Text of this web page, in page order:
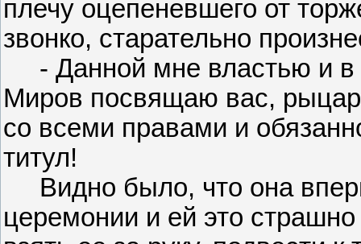
плечу оцепеневшего от
звонко, старательно
- Данной мне властью и в
Миров посвящаю вас,
со всеми правами и
титул!
Видно было, что она
церемонии и ей это